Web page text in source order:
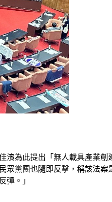
為此提出「無人載具產業
黨團也隨即反擊，稱該法
彈。」